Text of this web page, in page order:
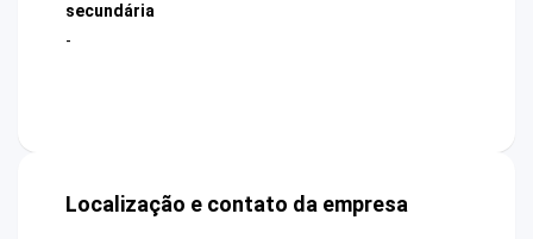
secundária
-
Localização e contato da empresa